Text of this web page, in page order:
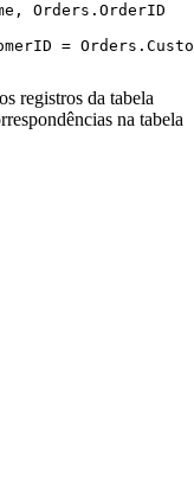
Orders.OrderID
=
registros da tabela
na tabela